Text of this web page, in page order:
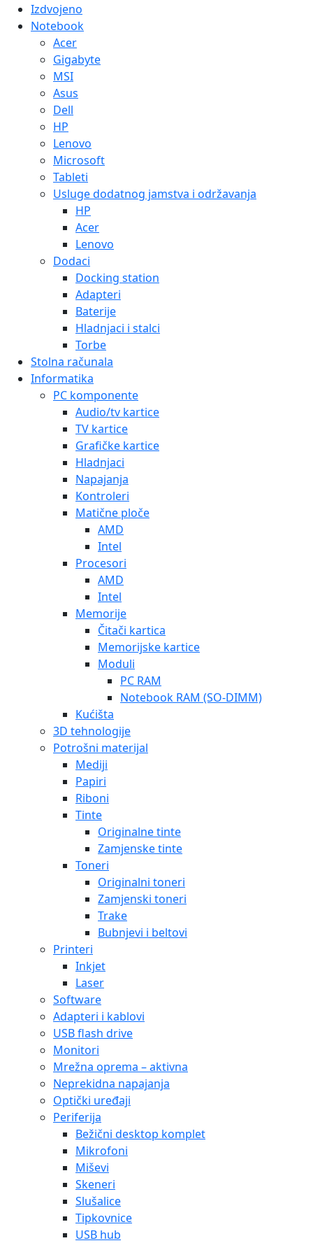
Izdvojeno
Notebook
Acer
Gigabyte
MSI
Asus
Dell
HP
Lenovo
Microsoft
Tableti
Usluge dodatnog jamstva i održavanja
HP
Acer
Lenovo
Dodaci
Docking station
Adapteri
Baterije
Hladnjaci i stalci
Torbe
Stolna računala
Informatika
PC komponente
Audio/tv kartice
TV kartice
Grafičke kartice
Hladnjaci
Napajanja
Kontroleri
Matične ploče
AMD
Intel
Procesori
AMD
Intel
Memorije
Čitači kartica
Memorijske kartice
Moduli
PC RAM
Notebook RAM (SO-DIMM)
Kućišta
3D tehnologije
Potrošni materijal
Mediji
Papiri
Riboni
Tinte
Originalne tinte
Zamjenske tinte
Toneri
Originalni toneri
Zamjenski toneri
Trake
Bubnjevi i beltovi
Printeri
Inkjet
Laser
Software
Adapteri i kablovi
USB flash drive
Monitori
Mrežna oprema – aktivna
Neprekidna napajanja
Optički uređaji
Periferija
Bežični desktop komplet
Mikrofoni
Miševi
Skeneri
Slušalice
Tipkovnice
USB hub